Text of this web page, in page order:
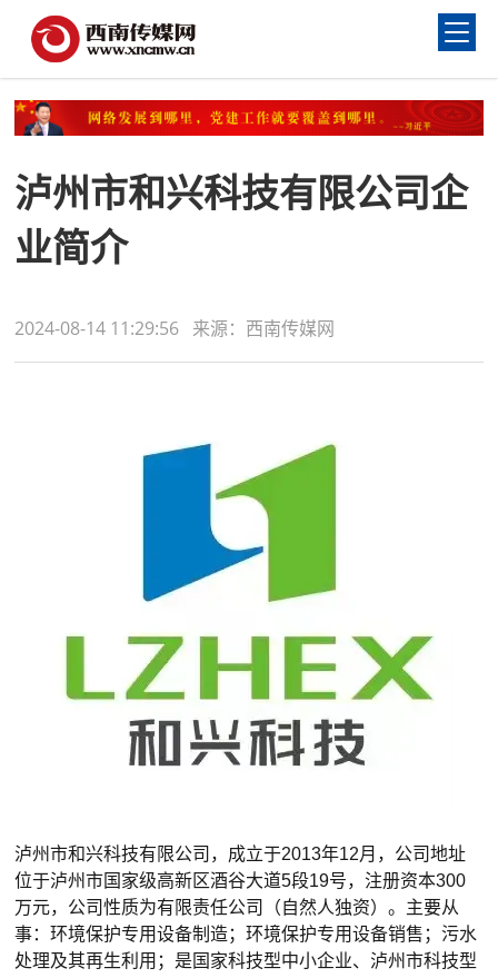
泸州市和兴科技有限公司企
业简介
2024-08-14 11:29:56 来源：西南传媒网
泸州市和兴科技有限公司，成立于2013年12月，公司地址
位于泸州市国家级高新区酒谷大道5段19号，注册资本300
万元，公司性质为有限责任公司（自然人独资）。主要从
事：环境保护专用设备制造；环境保护专用设备销售；污水
处理及其再生利用；是国家科技型中小企业、泸州市科技型